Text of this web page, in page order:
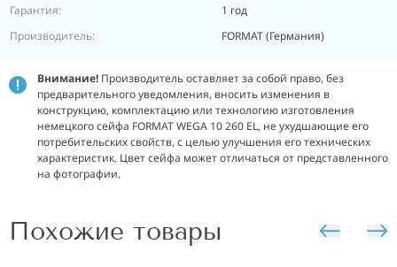
Гарантия:
1 год
Производитель:
FORMAT (Германия)
Внимание! Производитель оставляет за собой право, без
предварительного уведомления, вносить изменения в
конструкцию, комплектацию или технологию изготовления
немецкого сейфа FORMAT WEGA 10 260 EL, не ухудшающие его
потребительских свойств, с целью улучшения его технических
характеристик. Цвет сейфа может отличаться от представленного
на фотографии.
Похожие товары